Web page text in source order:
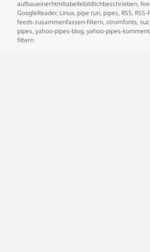
on
aufbaueinerhtmltabellebildlichbeschrieben,
GoogleReader, Linux, pipe run, pipes, RSS,
feeds-zusammenfassen-filtern,stromfonts,
pipes,yahoo-pipes-blog,yahoo-pipes-
filtern